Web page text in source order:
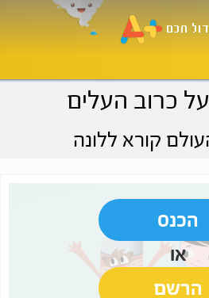
כרוב העלים
קורא ללונה
הכנס
או
הרשם